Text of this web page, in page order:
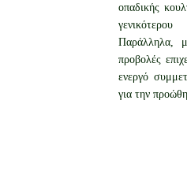
οπαδικής
Παράλληλα,
προβολές
ενεργό
για την